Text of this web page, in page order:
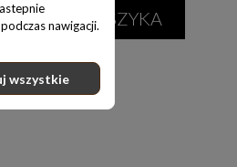
DO KOSZYKA
nawigacji.
wszystkie